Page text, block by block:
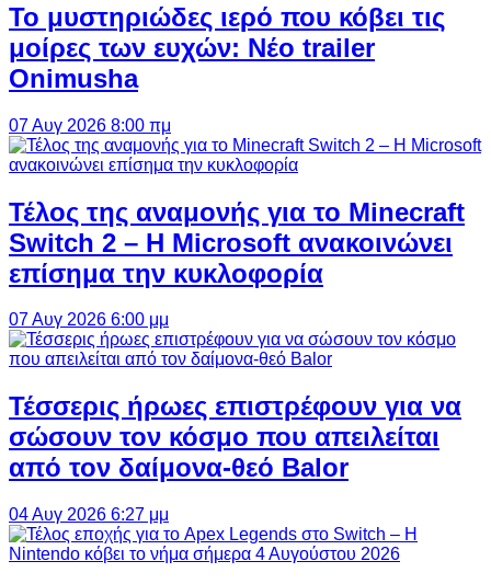
Το μυστηριώδες ιερό που κόβει τις
μοίρες των ευχών: Νέο trailer
Onimusha
07 Αυγ 2026 8:00 πμ
Τέλος της αναμονής για το Minecraft
Switch 2 – Η Microsoft ανακοινώνει
επίσημα την κυκλοφορία
07 Αυγ 2026 6:00 μμ
Τέσσερις ήρωες επιστρέφουν για να
σώσουν τον κόσμο που απειλείται
από τον δαίμονα-θεό Balor
04 Αυγ 2026 6:27 μμ